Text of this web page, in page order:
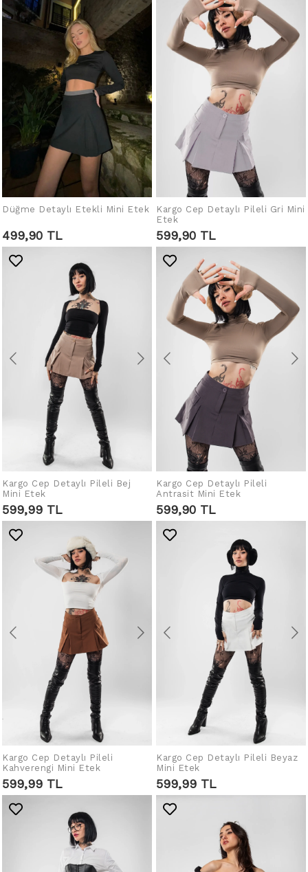
SEPETE EKLE
Düğme Detaylı Etekli Mini Etek
499,90 TL
SEPETE EKLE
Kargo Cep Detaylı Pileli Gri Mini
Etek
599,90 TL
SEPETE EKLE
Kargo Cep Detaylı Pileli Bej
Mini Etek
599,99 TL
SEPETE EKLE
Kargo Cep Detaylı Pileli
Antrasit Mini Etek
599,90 TL
SEPETE EKLE
Kargo Cep Detaylı Pileli
Kahverengi Mini Etek
599,99 TL
SEPETE EKLE
Kargo Cep Detaylı Pileli Beyaz
Mini Etek
599,99 TL